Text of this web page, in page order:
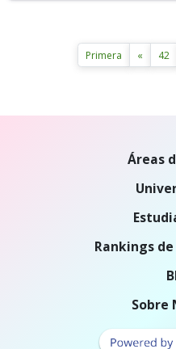
Primera « 42
Áreas
Rankings
Sobre